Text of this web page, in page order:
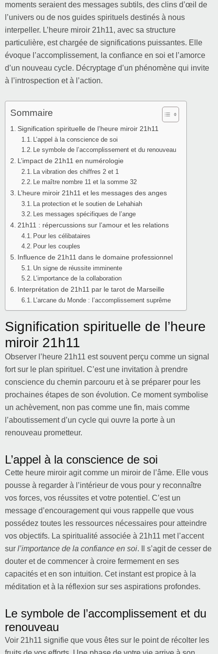
moments seraient des messages subtils, des clins d’œil de
l’univers ou de nos guides spirituels destinés à nous
interpeller. L’heure miroir 21h11, avec sa structure
particulière, est chargée de significations puissantes. Elle
évoque l’accomplissement, la confiance en soi et l’amorce
d’un nouveau cycle. Décryptage d’un phénomène qui invite
à l’introspection et à l’action.
Sommaire
Signification spirituelle de l’heure miroir 21h11
L’appel à la conscience de soi
Le symbole de l’accomplissement et du renouveau
L’impact de 21h11 en numérologie
La vibration des chiffres 2 et 1
Le maître nombre 11 et la somme 32
L’heure miroir 21h11 et les messages des anges
La protection et le soutien de Lehahiah
Les messages spécifiques de l’ange
21h11 : répercussions sur l’amour et les relations
Pour les célibataires
Pour les couples
Influence de 21h11 dans le domaine professionnel
Un signe de réussite imminente
L’importance de la collaboration
Interprétation de 21h11 par le tarot de Marseille
L’arcane du Monde : l’accomplissement suprême
Signification spirituelle de l’heure
miroir 21h11
Observer l’heure 21h11 est souvent perçu comme un signal
fort sur le plan spirituel. C’est une invitation à prendre
conscience du chemin parcouru et à se préparer pour les
prochaines étapes de son évolution. Ce moment symbolise
un achèvement, non pas comme une fin, mais comme
l’aboutissement d’un cycle qui ouvre la porte à un
renouveau prometteur.
L’appel à la conscience de soi
Cette heure miroir agit comme un miroir de l’âme. Elle vous
pousse à regarder à l’intérieur de vous pour y reconnaître
vos forces, vos réussites et votre potentiel. C’est un
message d’encouragement qui vous rappelle que vous
possédez toutes les ressources nécessaires pour atteindre
vos objectifs. La spiritualité associée à 21h11 met l’accent
sur l’importance de la confiance en soi. Il s’agit de cesser de
douter et de commencer à croire fermement en ses
capacités et en son intuition. Cet instant est propice à la
méditation et à la réflexion sur ses aspirations profondes.
Le symbole de l’accomplissement et du
renouveau
Voir 21h11 signifie que vous êtes sur le point de récolter les